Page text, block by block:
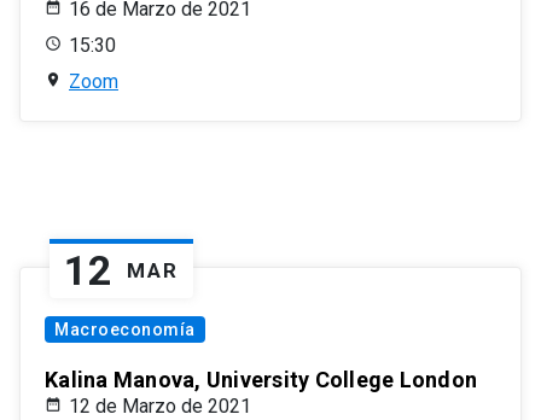
16 de Marzo de 2021
15:30
Zoom
12 MAR
Macroeconomía
Kalina Manova, University College London
12 de Marzo de 2021